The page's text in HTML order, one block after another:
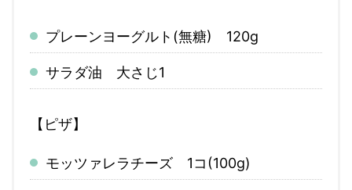
プレーンヨーグルト(無糖) 120g
サラダ油 大さじ1
【ピザ】
モッツァレラチーズ 1コ(100g)